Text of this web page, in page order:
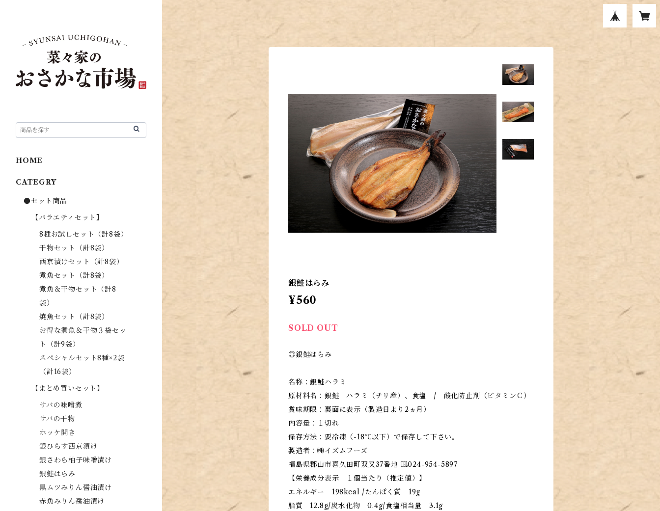
銀鮭はらみ
¥560
SOLD OUT
◎銀鮭はらみ
名称：銀鮭ハラミ
原材料名：銀鮭 ハラミ（チリ産）、食塩 / 酸化防止剤（ビタミンＣ）
賞味期限：裏面に表示（製造日より2ヵ月）
内容量：１切れ
保存方法：要冷凍（-18℃以下）で保存して下さい。
製造者：㈱イズムフーズ
福島県郡山市喜久田町双又37番地 ℡024-954-5897
【栄養成分表示 １個当たり（推定値）】
エネルギー 198kcal /たんぱく質 19g
脂質 12.8g/炭水化物 0.4g/食塩相当量 3.1g
HOME
CATEGRY
●セット商品
【バラエティセット】
8種お試しセット（計8袋）
干物セット（計8袋）
西京漬けセット（計8袋）
煮魚セット（計8袋）
煮魚＆干物セット（計8
袋）
焼魚セット（計8袋）
お得な煮魚＆干物３袋セッ
ト（計9袋）
スペシャルセット8種×2袋
（計16袋）
【まとめ買いセット】
サバの味噌煮
サバの干物
ホッケ開き
銀ひらす西京漬け
銀さわら柚子味噌漬け
銀鮭はらみ
黒ムツみりん醤油漬け
赤魚みりん醤油漬け